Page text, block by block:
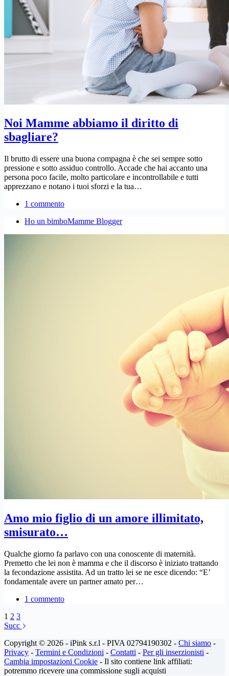
Noi Mamme abbiamo il diritto di
sbagliare?
Il brutto di essere una buona compagna è che sei sempre sotto
pressione e sotto assiduo controllo. Accade che hai accanto una
persona poco facile, molto particolare e incontrollabile e tutti
apprezzano e notano i tuoi sforzi e la tua…
1 commento
Ho un bimboMamme Blogger
Amo mio figlio di un amore illimitato,
smisurato…
Qualche giorno fa parlavo con una conoscente di maternità.
Premetto che lei non è mamma e che il discorso è iniziato trattando
la fecondazione assistita. Ad un tratto lei se ne esce dicendo: “E’
fondamentale avere un partner amato per…
1 commento
1 2 3
Succ
Copyright © 2026 - iPink s.r.l - PIVA 02794190302 - Chi siamo -
Privacy - Termini e Condizioni - Contatti - Per gli inserzionisti -
Cambia impostazioni Cookie - Il sito contiene link affiliati:
potremmo ricevere una commissione sugli acquisti